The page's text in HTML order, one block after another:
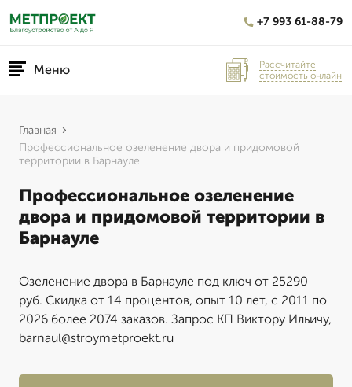
+7 993 61-88-79
Меню
Рассчитайте
стоимость онлайн
Главная
Профессиональное озеленение двора и придомовой
территории в Барнауле
Профессиональное озеленение
двора и придомовой территории в
Барнауле
Озеленение двора в Барнауле под ключ от 25290
руб. Скидка от 14 процентов, опыт 10 лет, с 2011 по
2026 более 2074 заказов. Запрос КП Виктору Ильичу,
barnaul@stroymetproekt.ru